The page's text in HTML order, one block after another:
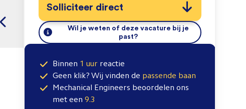
Solliciteer direct
Wil je weten of deze vacature bij je
past?
Binnen 1 uur reactie
Geen klik? Wij vinden de passende baan
Mechanical Engineers beoordelen ons
met een 9.3